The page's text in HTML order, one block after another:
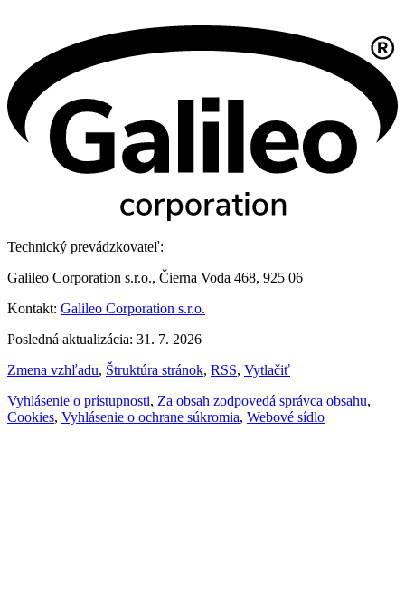
Technický prevádzkovateľ:
Galileo Corporation s.r.o., Čierna Voda 468, 925 06
Kontakt: Galileo Corporation s.r.o.
Posledná aktualizácia: 31. 7. 2026
Zmena vzhľadu, Štruktúra stránok, RSS, Vytlačiť
Vyhlásenie o prístupnosti, Za obsah zodpovedá správca obsahu,
Cookies, Vyhlásenie o ochrane súkromia, Webové sídlo